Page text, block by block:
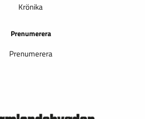
Krönika
Prenumerera
Prenumerera